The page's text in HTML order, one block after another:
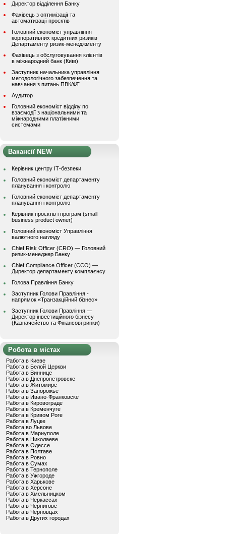
Директор відділення Банку
Фахівець з оптимізації та
автоматизації проєктів
Головний економіст управління
корпоративних кредитних ризиків
Департаменту ризик-менеджменту
Фахівець з обслуговування клієнтів
в міжнародний банк (Київ)
Заступник начальника управління
методологічного забезпечення та
навчання з питань ПВК/ФТ
Аудитор
Головний економіст відділу по
взаємодії з національними та
міжнародними платіжними
системами
Вакансії NEW
Керівник центру ІТ-безпеки
Головний економіст департаменту
планування і контролю
Головний економіст департаменту
планування і контролю
Керівник проєктів і програм (small
business product owner)
Головний економіст Управління
валютного нагляду
Chief Risk Officer (CRO) — Головний
ризик-менеджер Банку
Chief Compliance Officer (CCO) —
Директор департаменту комплаєнсу
Голова Правління Банку
Заступник Голови Правління -
напрямок «Транзакційний бізнес»
Заступник Голови Правління —
Директор інвестиційного бізнесу
(Казначейство та Фінансові ринки)
Робота в містах
Работа в Киеве
Работа в Белой Церкви
Работа в Виннице
Работа в Днепропетровске
Работа в Житомире
Работа в Запорожье
Работа в Ивано-Франковске
Работа в Кировограде
Работа в Кременчуге
Работа в Кривом Роге
Работа в Луцке
Работа во Львове
Работа в Мариуполе
Работа в Николаеве
Работа в Одессе
Работа в Полтаве
Работа в Ровно
Работа в Сумах
Работа в Тернополе
Работа в Ужгороде
Работа в Харькове
Работа в Херсоне
Работа в Хмельницком
Работа в Черкассах
Работа в Чернигове
Работа в Черновцах
Работа в Других городах